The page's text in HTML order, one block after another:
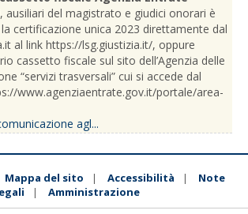
ausiliari del magistrato e giudici onorari è
certificazione unica 2023 direttamente dal
al link https://lsg.giustizia.it/, oppure
cassetto fiscale sul sito dell’Agenzia delle
“servizi trasversali” cui si accede dal
www.agenziaentrate.gov.it/portale/area-
agl...
Mappa del sito | Accessibilità |
Note
| Amministrazione